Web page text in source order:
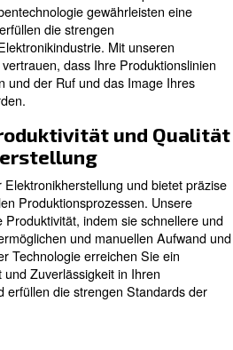
der Elektronikherstellung
Präzision und Reinheit.
der kritische Phasen
Fotogravieren und das
wirkt sich die Qualität der
Produkte aus. Ölfreie
und erfüllen die strengen
der Elektronikindustrie. Mit
vertrauen, dass Ihre
und der Ruf und das